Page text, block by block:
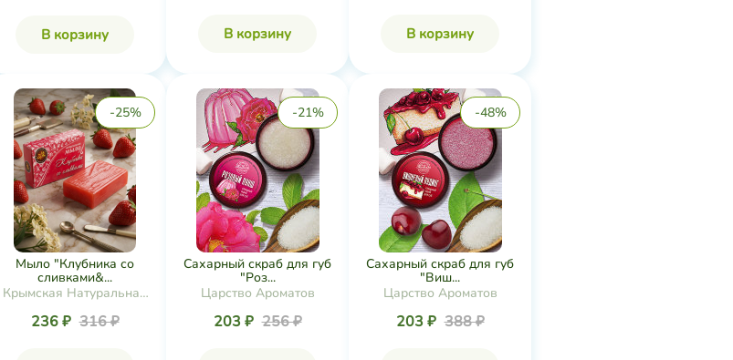
В корзину В корзину В корзину
-25%
Мыло "Клубника со
сливками&...
Крымская Натуральная
236 ₽ 316 ₽
-21%
Сахарный скраб для губ
"Роз...
Царство Ароматов
203 ₽ 256 ₽
-48%
Сахарный скраб для губ
"Виш...
Царство Ароматов
203 ₽ 388 ₽